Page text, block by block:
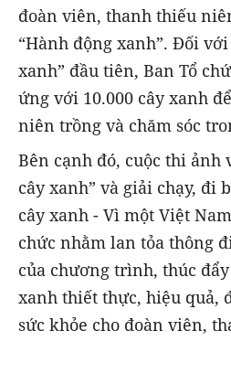
đoàn viên, thanh thiếu
“Hành động xanh”. Đối
xanh” đầu tiên, Ban Tổ
ứng với 10.000 cây xanh
niên trồng và chăm sóc
Bên cạnh đó, cuộc thi ảnh
cây xanh” và giải chạy, đi
cây xanh - Vì một Việt
chức nhằm lan tỏa thông
của chương trình, thúc
xanh thiết thực, hiệu quả,
sức khỏe cho đoàn viên,